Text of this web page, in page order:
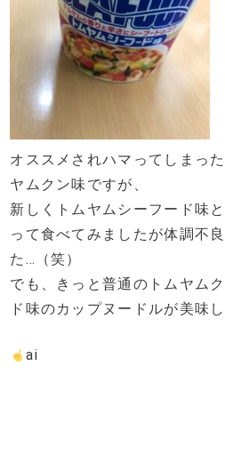
オススメされハマってしまっ
ヤムクン味ですが、
新しくトムヤムシーフード味
って食べてみましたが体調不
た…（笑）
でも、きっと普通のトムヤム
ド味のカップヌードルが美味
ai